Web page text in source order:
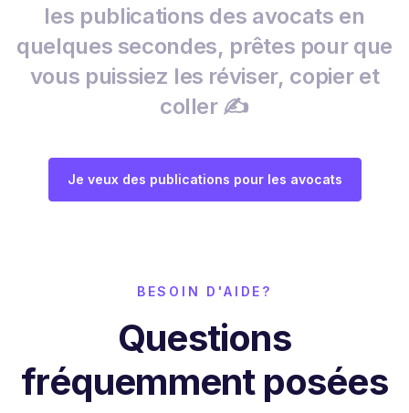
les publications des avocats en
quelques secondes, prêtes pour que
vous puissiez les réviser, copier et
coller ✍️
Je veux des publications pour les avocats
BESOIN D'AIDE?
Questions
fréquemment posées